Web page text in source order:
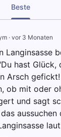
Beste
· vor 3 Monaten
Langinsasse
hast
Arsch
ob mit oder
und sagt